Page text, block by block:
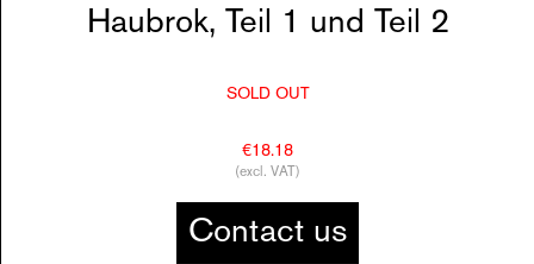
Haubrok, Teil 1 und Teil 2
SOLD OUT
€18.18
(excl. VAT)
Contact us